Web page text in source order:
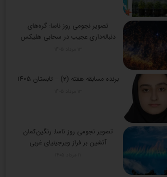
تصویر نجومی روز ناسا: گره‌های
دنباله‌داری عجیب در سحابی هلیکس
برنده مسابقه هفته (2) – تابستان 1405
تصویر نجومی روز ناسا: رنگین‌کمان
آتشین بر فراز ویرجینیای غربی